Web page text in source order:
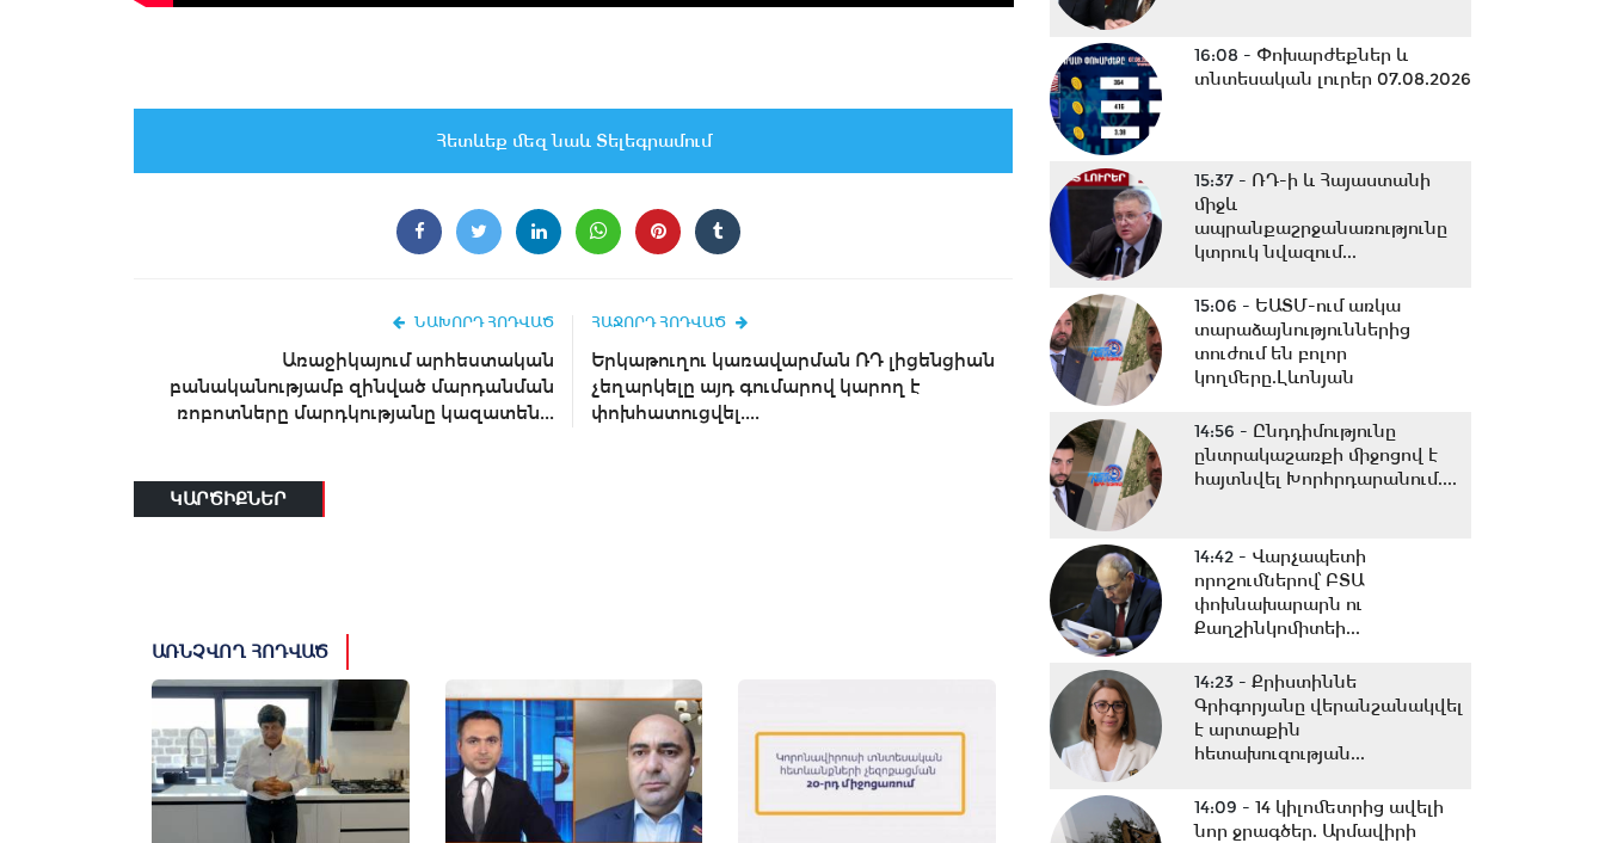
Հետևեք մեզ նաև Տելեգրամում
ՆԱԽՈՐԴ ՀՈԴՎԱԾ
Առաջիկայում արհեստական
բանականությամբ զինված մարդանման
ռոբոտները մարդկությանը կազատեն...
ՀԱՋՈՐԴ ՀՈԴՎԱԾ
Երկաթուղու կառավարման ՌԴ լիցենցիան
չեղարկելը այդ գումարով կարող է
փոխհատուցվել....
ԿԱՐԾԻՔՆԵՐ
ԱՌՆՉՎՈՂ ՀՈԴՎԱԾ
16:08 - Փոխարժեքներ և
տնտեսական լուրեր 07.08.2026
15:37 - ՌԴ-ի և Հայաստանի
միջև
ապրանքաշրջանառությունը
կտրուկ նվազում...
15:06 - ԵԱՏՄ-ում առկա
տարաձայնություններից
տուժում են բոլոր
կողմերը.Լևոնյան
14:56 - Ընդդիմությունը
ընտրակաշառքի միջոցով է
հայտնվել Խորհրդարանում....
14:42 - Վարչապետի
որոշումներով՝ ԲՏԱ
փոխնախարարն ու
Քաղշինկոմիտեի...
14:23 - Քրիստիննե
Գրիգորյանը վերանշանակվել
է արտաքին
հետախուզության...
14:09 - 14 կիլոմետրից ավելի
նոր ջրագծեր. Արմավիրի